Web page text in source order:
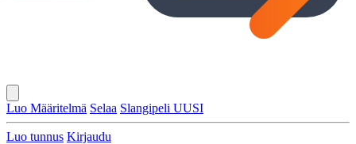
Luo Määritelmä Selaa Slangipeli UUSI
Luo tunnus Kirjaudu